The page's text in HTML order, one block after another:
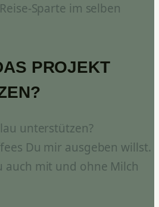
Sparte im selben
PROJEKT
unterstützen?
Du mir ausgeben willst.
auch mit und ohne Milch